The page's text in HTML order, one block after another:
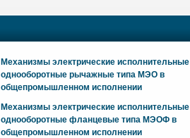
Механизмы электрические исполнительные
однооборотные рычажные типа МЭО в
общепромышленном исполнении
Механизмы электрические исполнительные
однооборотные фланцевые типа МЭОФ в
общепромышленном исполнении